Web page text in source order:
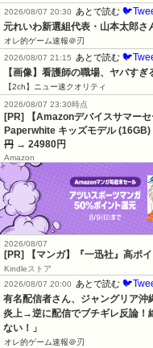
2026/08/07 20:30
あとで読む
元れいわ新選組代表・山本太郎さ
オレ的ゲーム速報＠刃
2026/08/07 21:15
あとで読む
【画像】看護師の職場、ヤバす
【2ch】ニュー速クオリティ
2026/08/07 23:30時点
[PR] 【Amazonデバイスサマー
Paperwhite キッズモデル
円 → 24980円
Amazon
2026/08/07
[PR] 【マンガ】『一迅社』高ポ
Kindleストア
2026/08/07 20:00
あとで読む
有名配信者さん、ジャングリア
炎上→逆に配信でブチギレ反論！
ない！」
オレ的ゲーム速報＠刃